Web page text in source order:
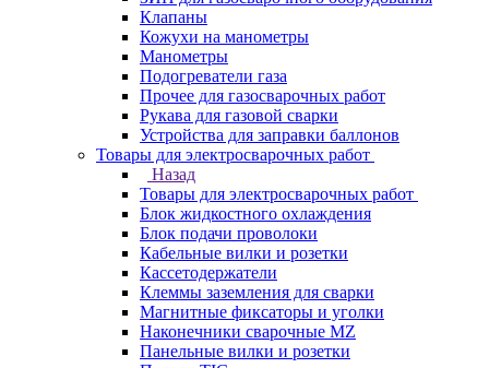
Клапаны
Кожухи на манометры
Манометры
Подогреватели газа
Прочее для газосварочных работ
Рукава для газовой сварки
Устройства для заправки баллонов
Товары для электросварочных работ
Назад
Товары для электросварочных работ
Блок жидкостного охлаждения
Блок подачи проволоки
Кабельные вилки и розетки
Кассетодержатели
Клеммы заземления для сварки
Магнитные фиксаторы и уголки
Наконечники сварочные MZ
Панельные вилки и розетки